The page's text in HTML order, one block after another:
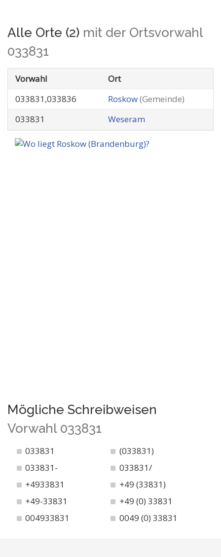
Alle Orte (2) mit der Ortsvorwahl
033831
Vorwahl
Ort
033831,033836
Roskow(Gemeinde)
033831
Weseram
Mögliche Schreibweisen
Vorwahl 033831
033831
(033831)
033831-
033831/
+4933831
+49 (33831)
+49-33831
+49 (0) 33831
004933831
0049 (0) 33831